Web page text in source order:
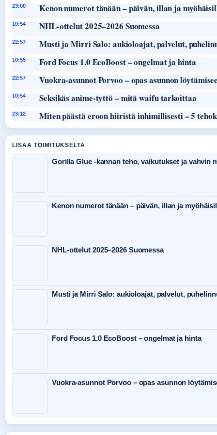
23:00 Kenon numerot tänään – päivän, illan ja
10:54 NHL-ottelut 2025–2026 Suomessa
22:57 Musti ja Mirri Salo: aukioloajat, palvelut,
10:55 Ford Focus 1.0 EcoBoost – ongelmat ja hinta
22:57 Vuokra-asunnot Porvoo – opas asunnon
10:54 Seksikäs anime-tyttö – mitä waifu tarkoittaa
23:12 Miten päästä eroon hiiristä inhimillisesti – 5
LISAA TOIMITUKSELTA
Gorilla Glue -kannan teho, vaikutukset ja vahvin
Kenon numerot tänään – päivän, illan ja
NHL-ottelut 2025–2026 Suomessa
Musti ja Mirri Salo: aukioloajat, palvelut,
Ford Focus 1.0 EcoBoost – ongelmat ja hinta
Vuokra-asunnot Porvoo – opas asunnon